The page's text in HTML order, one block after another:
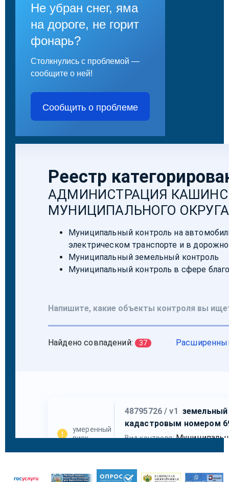
Не убран снег, яма
на дороге, не горит
фонарь?
Столкнулись с проблемой —
сообщите о ней!
Сообщить о проблеме